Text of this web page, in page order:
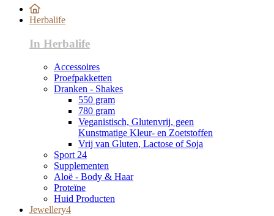
Herbalife
In Herbalife
Accessoires
Proefpakketten
Dranken - Shakes
550 gram
780 gram
Veganistisch, Glutenvrij, geen
Kunstmatige Kleur- en Zoetstoffen
Vrij van Gluten, Lactose of Soja
Sport 24
Supplementen
Aloë - Body & Haar
Proteïne
Huid Producten
Jewellery4